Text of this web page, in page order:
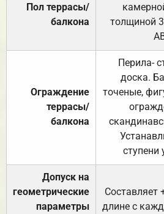
Пол террасы/
балкона
толщиной
Ограждение
террасы/
балкона
Перила-
доска.
точеные,
ступени
Допуск на
геометрические
параметры
Составляет
длине с